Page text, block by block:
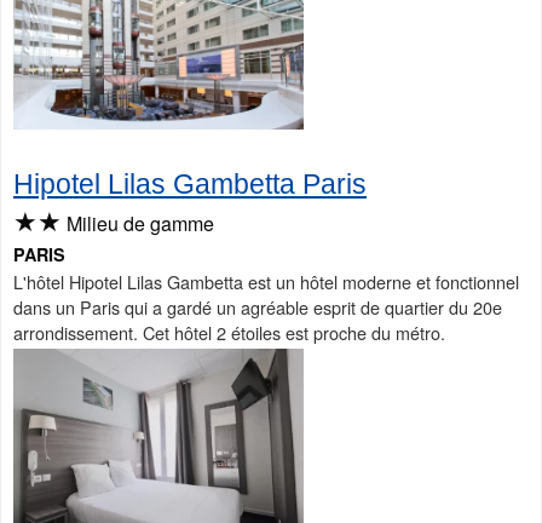
Hipotel Lilas Gambetta Paris
★★ Milieu de gamme
PARIS
L'hôtel Hipotel Lilas Gambetta est un hôtel moderne et fonctionnel
dans un Paris qui a gardé un agréable esprit de quartier du 20e
arrondissement. Cet hôtel 2 étoiles est proche du métro.